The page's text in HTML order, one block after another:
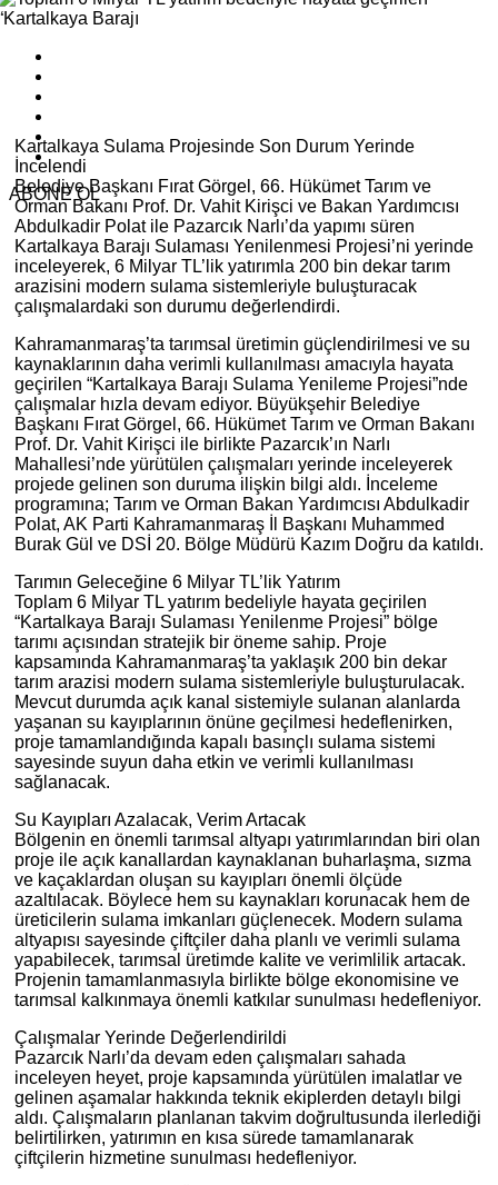
ABONE OL
Kartalkaya Sulama Projesinde Son Durum Yerinde
İncelendi
Belediye Başkanı Fırat Görgel, 66. Hükümet Tarım ve
Orman Bakanı Prof. Dr. Vahit Kirişci ve Bakan Yardımcısı
Abdulkadir Polat ile Pazarcık Narlı’da yapımı süren
Kartalkaya Barajı Sulaması Yenilenmesi Projesi’ni yerinde
inceleyerek, 6 Milyar TL’lik yatırımla 200 bin dekar tarım
arazisini modern sulama sistemleriyle buluşturacak
çalışmalardaki son durumu değerlendirdi.
Kahramanmaraş’ta tarımsal üretimin güçlendirilmesi ve su
kaynaklarının daha verimli kullanılması amacıyla hayata
geçirilen “Kartalkaya Barajı Sulama Yenileme Projesi”nde
çalışmalar hızla devam ediyor. Büyükşehir Belediye
Başkanı Fırat Görgel, 66. Hükümet Tarım ve Orman Bakanı
Prof. Dr. Vahit Kirişci ile birlikte Pazarcık’ın Narlı
Mahallesi’nde yürütülen çalışmaları yerinde inceleyerek
projede gelinen son duruma ilişkin bilgi aldı. İnceleme
programına; Tarım ve Orman Bakan Yardımcısı Abdulkadir
Polat, AK Parti Kahramanmaraş İl Başkanı Muhammed
Burak Gül ve DSİ 20. Bölge Müdürü Kazım Doğru da katıldı.
Tarımın Geleceğine 6 Milyar TL’lik Yatırım
Toplam 6 Milyar TL yatırım bedeliyle hayata geçirilen
“Kartalkaya Barajı Sulaması Yenilenme Projesi” bölge
tarımı açısından stratejik bir öneme sahip. Proje
kapsamında Kahramanmaraş’ta yaklaşık 200 bin dekar
tarım arazisi modern sulama sistemleriyle buluşturulacak.
Mevcut durumda açık kanal sistemiyle sulanan alanlarda
yaşanan su kayıplarının önüne geçilmesi hedeflenirken,
proje tamamlandığında kapalı basınçlı sulama sistemi
sayesinde suyun daha etkin ve verimli kullanılması
sağlanacak.
Su Kayıpları Azalacak, Verim Artacak
Bölgenin en önemli tarımsal altyapı yatırımlarından biri olan
proje ile açık kanallardan kaynaklanan buharlaşma, sızma
ve kaçaklardan oluşan su kayıpları önemli ölçüde
azaltılacak. Böylece hem su kaynakları korunacak hem de
üreticilerin sulama imkanları güçlenecek. Modern sulama
altyapısı sayesinde çiftçiler daha planlı ve verimli sulama
yapabilecek, tarımsal üretimde kalite ve verimlilik artacak.
Projenin tamamlanmasıyla birlikte bölge ekonomisine ve
tarımsal kalkınmaya önemli katkılar sunulması hedefleniyor.
Çalışmalar Yerinde Değerlendirildi
Pazarcık Narlı’da devam eden çalışmaları sahada
inceleyen heyet, proje kapsamında yürütülen imalatlar ve
gelinen aşamalar hakkında teknik ekiplerden detaylı bilgi
aldı. Çalışmaların planlanan takvim doğrultusunda ilerlediği
belirtilirken, yatırımın en kısa sürede tamamlanarak
çiftçilerin hizmetine sunulması hedefleniyor.